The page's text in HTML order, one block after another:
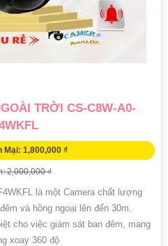
TRỜI CS-C8W-A0-
Mại: 1,800,000 ₫
2,000,000 ₫
là một Camera chất lượng
và hồng ngoại lên đến 30m.
cho việc giám sát ban đêm, mang
xoay 360 độ